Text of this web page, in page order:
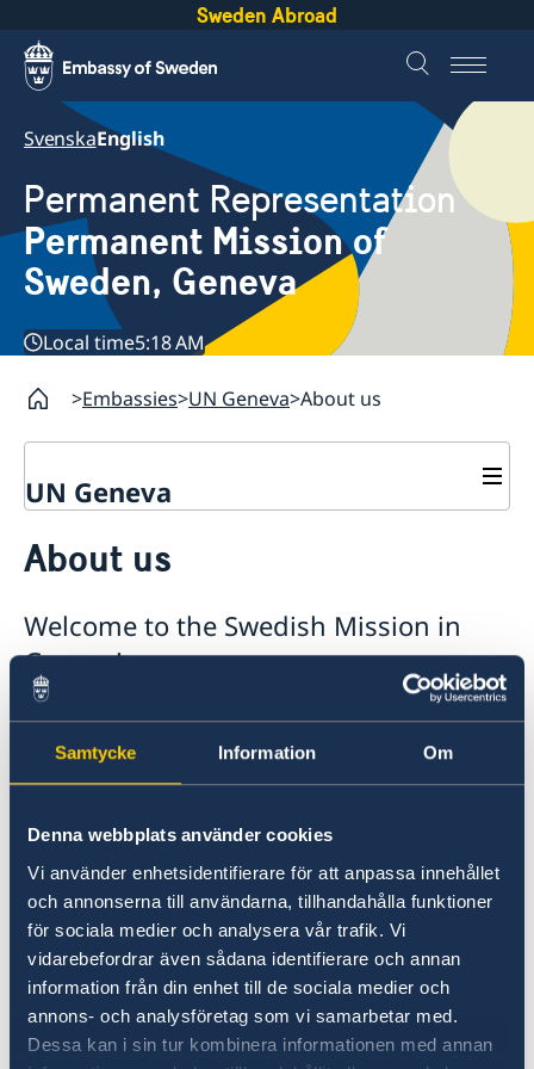
Samtycke Information Om
Denna webbplats använder cookies
Vi använder enhetsidentifierare för att anpassa innehållet
och annonserna till användarna, tillhandahålla funktioner
för sociala medier och analysera vår trafik. Vi
vidarebefordrar även sådana identifierare och annan
information från din enhet till de sociala medier och
annons- och analysföretag som vi samarbetar med.
Dessa kan i sin tur kombinera informationen med annan
Sweden Abroad
SvenskaEnglish
Permanent Representation
Permanent Mission of
Sweden, Geneva
Local time5:18 AM
Embassies UN Geneva About us
UN Geneva
About us
Data Protection Policy
Sweden, the UN & international organisations
Swedes in the UN & international jobs
News
Statements
HRC62 - NB8 - Item 9: ID on the report of the SR on
xenophobia and related intolerance
HRC62 - NB8 - Item 4: Enhanced ID on the oral update
rights in North Kivu and South Kivu Provinces of the
Democratic Republic of the Congo
HRC62 - NB8 - Annual Discussion on Women's Rights
World Conference of Speakers of Parliament -
Swedish statement
About us
Welcome to the Swedish Mission in
Geneva!
Foto: UN Photo/ Emmanuel Hungrecker.